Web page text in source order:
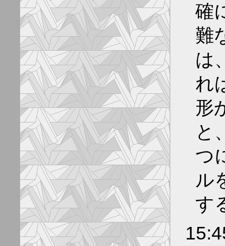
確
難
は
れ
形
と
つ
ル
す